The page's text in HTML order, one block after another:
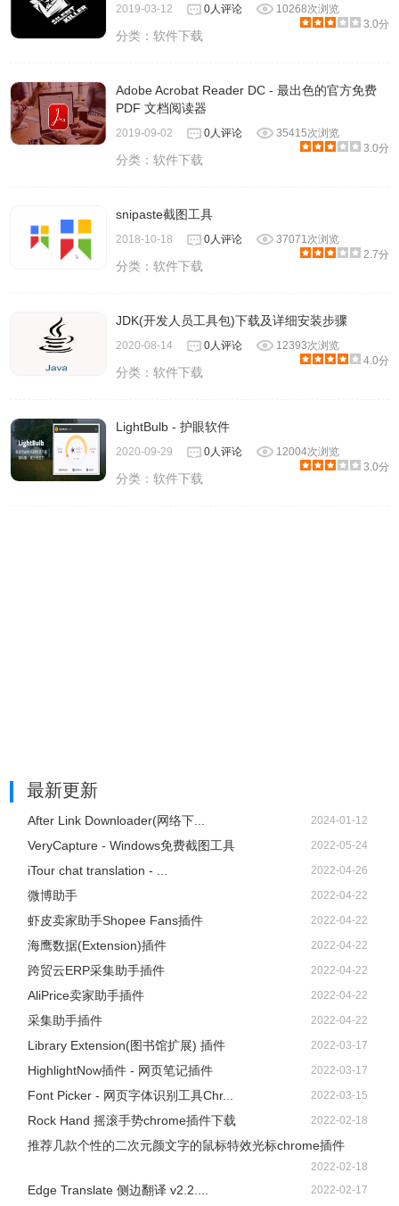
2019-03-12 0人评论
10268次浏览
3.0分
分类：软件下载
Adobe Acrobat Reader DC - 最出色的官方免费
PDF 文档阅读器
2019-09-02 0人评论
35415次浏览
3.0分
分类：软件下载
snipaste截图工具
2018-10-18 0人评论
37071次浏览
2.7分
分类：软件下载
JDK(开发人员工具包)下载及详细安装步骤
2020-08-14 0人评论
12393次浏览
4.0分
分类：软件下载
LightBulb - 护眼软件
2020-09-29 0人评论
12004次浏览
3.0分
分类：软件下载
最新更新
After Link Downloader(网络下... 2024-01-12
VeryCapture - Windows免费截图工具 2022-05-24
iTour chat translation - ... 2022-04-26
微博助手 2022-04-22
虾皮卖家助手Shopee Fans插件 2022-04-22
海鹰数据(Extension)插件 2022-04-22
跨贸云ERP采集助手插件 2022-04-22
AliPrice卖家助手插件 2022-04-22
采集助手插件 2022-04-22
Library Extension(图书馆扩展) 插件 2022-03-17
HighlightNow插件 - 网页笔记插件 2022-03-17
Font Picker - 网页字体识别工具Chr... 2022-03-15
Rock Hand 摇滚手势chrome插件下载 2022-02-18
推荐几款个性的二次元颜文字的鼠标特效光标chrome插件
2022-02-18
Edge Translate 侧边翻译 v2.2.... 2022-02-17